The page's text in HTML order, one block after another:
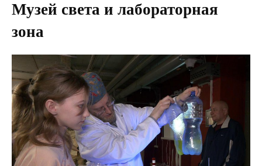
Музей света и лабораторная
зона